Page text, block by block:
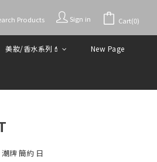
Products Sign in Cart(0)
美妝/香水系列💄 New Page
牌 簡約 日
BUY NOW